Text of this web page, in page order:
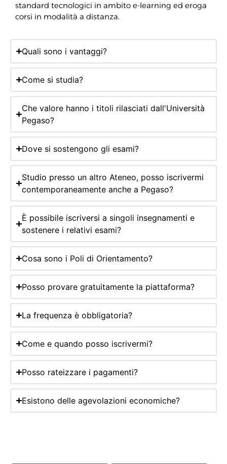
standard tecnologici in ambito e-learning ed eroga
corsi in modalità a distanza.
Quali sono i vantaggi?
Come si studia?
Che valore hanno i titoli rilasciati dall'Università
Pegaso?
Dove si sostengono gli esami?
Studio presso un altro Ateneo, posso iscrivermi
contemporaneamente anche a Pegaso?
È possibile iscriversi a singoli insegnamenti e
sostenere i relativi esami?
Cosa sono i Poli di Orientamento?
Posso provare gratuitamente la piattaforma?
La frequenza è obbligatoria?
Come e quando posso iscrivermi?
Posso rateizzare i pagamenti?
Esistono delle agevolazioni economiche?